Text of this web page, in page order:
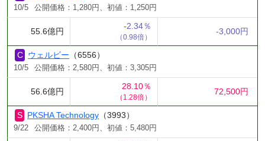
10/5 公開価格：1,280円、初値：1,250円
55.6億円
-2.34％
（0.98倍）
-3,000円
ウェルビー （6556）
10/5 公開価格：2,580円、初値：3,305円
56.6億円
28.10％
（1.28倍）
72,500円
PKSHA Technology （3993）
9/22 公開価格：2,400円、初値：5,480円